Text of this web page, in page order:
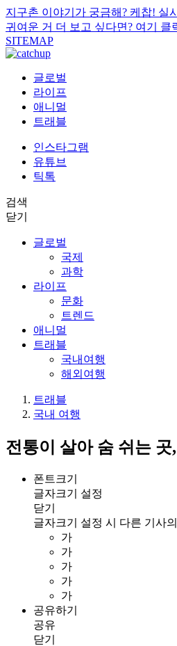
지구촌 이야기가 궁금해? 케찹! 실
귀여운 거 더 보고 싶다면? 여기 클
SITEMAP
글로벌
라이프
애니멀
트래블
인스타그램
유튜브
틱톡
검색
닫기
글로벌
국제
과학
라이프
문화
트렌드
애니멀
트래블
국내여행
해외여행
트래블
국내 여행
전통이 살아 숨 쉬는
폰트크기
글자크기 설정
닫기
글자크기 설정 시 다른 기사
가
가
가
가
가
공유하기
공유
닫기